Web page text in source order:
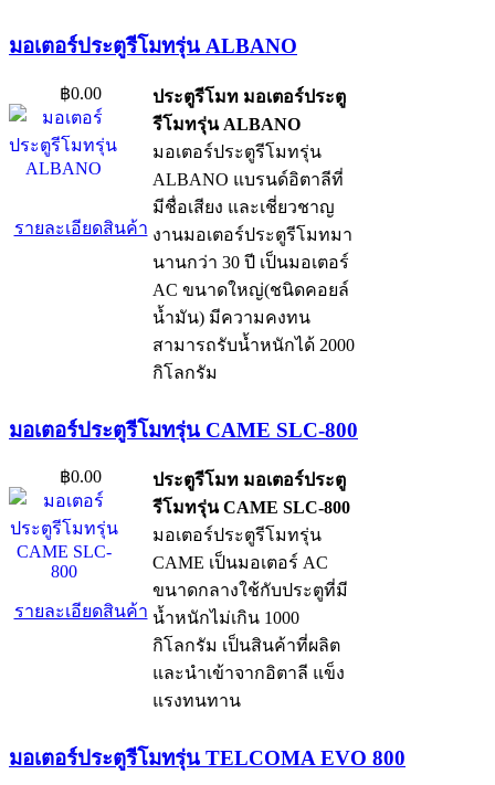
มอเตอร์ประตูรีโมทรุ่น ALBANO
฿0.00
รายละเอียดสินค้า
ประตูรีโมท มอเตอร์ประตู
รีโมทรุ่น ALBANO
มอเตอร์ประตูรีโมทรุ่น
ALBANO แบรนด์อิตาลีที่
มีชื่อเสียง และเชี่ยวชาญ
งานมอเตอร์ประตูรีโมทมา
นานกว่า 30 ปี เป็นมอเตอร์
AC ขนาดใหญ่(ชนิดคอยล์
น้ำมัน) มีความคงทน
สามารถรับน้ำหนักได้ 2000
กิโลกรัม
มอเตอร์ประตูรีโมทรุ่น CAME SLC-800
฿0.00
รายละเอียดสินค้า
ประตูรีโมท มอเตอร์ประตู
รีโมทรุ่น CAME SLC-800
มอเตอร์ประตูรีโมทรุ่น
CAME เป็นมอเตอร์ AC
ขนาดกลางใช้กับประตูที่มี
น้ำหนักไม่เกิน 1000
กิโลกรัม เป็นสินค้าที่ผลิต
และนำเข้าจากอิตาลี แข็ง
แรงทนทาน
มอเตอร์ประตูรีโมทรุ่น TELCOMA EVO 800